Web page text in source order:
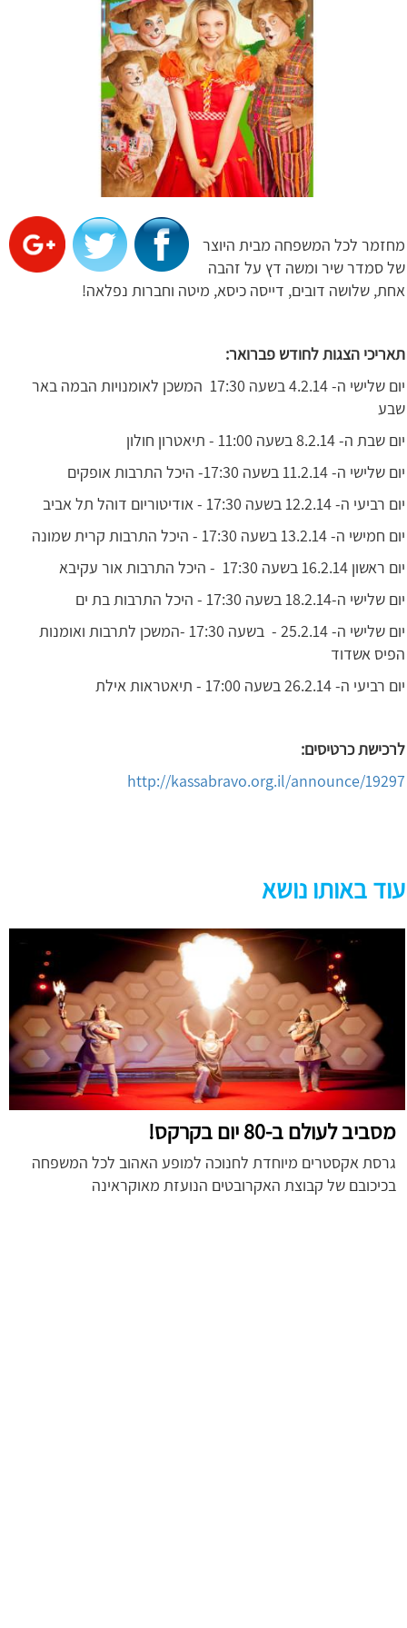
מחזמר לכל המשפחה מבית היוצר
של סמדר שיר ומשה דץ על זהבה
אחת, שלושה דובים, דייסה כיסא, מיטה וחברות נפלאה!
תאריכי הצגות לחודש פברואר:
יום שלישי ה- 4.2.14 בשעה 17:30 המשכן לאומנויות הבמה באר
שבע
יום שבת ה- 8.2.14 בשעה 11:00 - תיאטרון חולון
יום שלישי ה- 11.2.14 בשעה 17:30- היכל התרבות אופקים
יום רביעי ה- 12.2.14 בשעה 17:30 - אודיטוריום דוהל תל אביב
יום חמישי ה- 13.2.14 בשעה 17:30 - היכל התרבות קרית שמונה
יום ראשון 16.2.14 בשעה 17:30 - היכל התרבות אור עקיבא
יום שלישי ה-18.2.14 בשעה 17:30 - היכל התרבות בת ים
יום שלישי ה- 25.2.14 - בשעה 17:30 -המשכן לתרבות ואומנות
הפיס אשדוד
יום רביעי ה- 26.2.14 בשעה 17:00 - תיאטראות אילת
לרכישת כרטיסים:
http://kassabravo.org.il/announce/19297
עוד באותו נושא
מסביב לעולם ב-80 יום בקרקס!
גרסת אקסטרים מיוחדת לחנוכה למופע האהוב לכל המשפחה
בכיכובם של קבוצת האקרובטים הנועזת מאוקראינה